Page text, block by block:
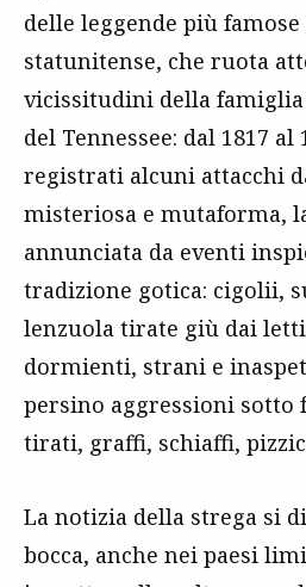
delle leggende più
statunitense, che ruota
vicissitudini della
del Tennessee: dal 1817 al
registrati alcuni attacchi
misteriosa e mutaforma,
annunciata da eventi
tradizione gotica: cigolii,
lenzuola tirate giù dai
dormienti, strani e
persino aggressioni sotto
tirati, graffi, schiaffi,
La notizia della strega si
bocca, anche nei paesi